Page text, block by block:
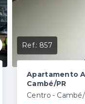
Ref.: 857
Apartamento
Cambé/PR
Centro -